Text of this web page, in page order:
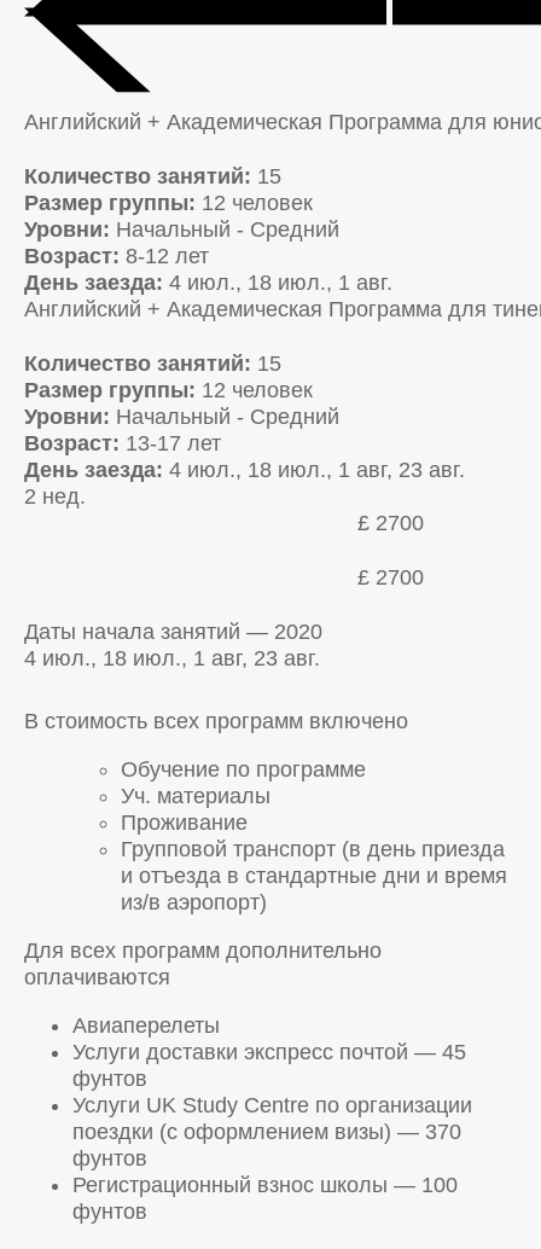
Английский + Академическая Программа для
Количество занятий: 15
Размер группы: 12 человек
Уровни: Начальный - Средний
Возраст: 8-12 лет
День заезда: 4 июл., 18 июл., 1 авг.
Английский + Академическая Программа для
Количество занятий: 15
Размер группы: 12 человек
Уровни: Начальный - Средний
Возраст: 13-17 лет
День заезда: 4 июл., 18 июл., 1 авг, 23 авг.
2 нед.
£ 2700
£ 2700
Даты начала занятий — 2020
4 июл., 18 июл., 1 авг, 23 авг.
В стоимость всех программ включено
Обучение по программе
Уч. материалы
Проживание
Групповой транспорт (в день приезда
и отъезда в стандартные дни и время
из/в аэропорт)
Для всех программ дополнительно
оплачиваются
Авиаперелеты
Услуги доставки экспресс почтой — 45
фунтов
Услуги UK Study Centre по организации
поездки (с оформлением визы) — 370
фунтов
Регистрационный взнос школы — 100
фунтов